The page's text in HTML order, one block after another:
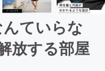
ていらな
放する部屋